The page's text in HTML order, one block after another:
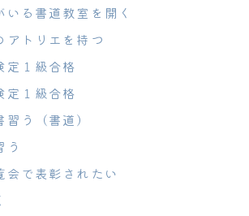
いる書道教室を開く
アトリエを持つ
定１級合格
定１級合格
う（書道）
う
会で表彰されたい